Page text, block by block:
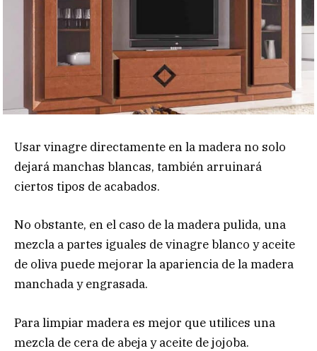
Usar vinagre directamente en la madera no solo
dejará manchas blancas, también arruinará
ciertos tipos de acabados.
No obstante, en el caso de la madera pulida, una
mezcla a partes iguales de vinagre blanco y aceite
de oliva puede mejorar la apariencia de la madera
manchada y engrasada.
Para limpiar madera es mejor que utilices una
mezcla de cera de abeja y aceite de jojoba.